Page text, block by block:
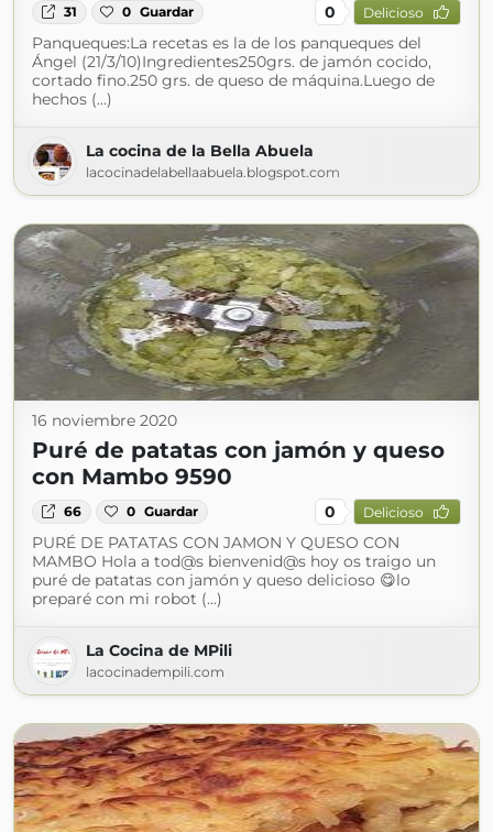
31 0 Guardar 0 Delicioso
Panqueques:La recetas es la de los panqueques del
Ángel (21/3/10)Ingredientes250grs. de jamón cocido,
cortado fino.250 grs. de queso de máquina.Luego de
hechos (...)
La cocina de la Bella Abuela
lacocinadelabellaabuela.blogspot.com
16 noviembre 2020
Puré de patatas con jamón y queso
con Mambo 9590
66 0 Guardar 0 Delicioso
PURÉ DE PATATAS CON JAMON Y QUESO CON
MAMBO Hola a tod@s bienvenid@s hoy os traigo un
puré de patatas con jamón y queso delicioso 😋lo
preparé con mi robot (...)
La Cocina de MPili
lacocinadempili.com